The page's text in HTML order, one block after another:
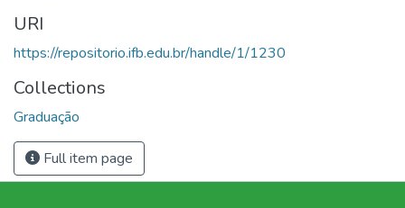
URI
https://repositorio.ifb.edu.br/handle/1/1230
Collections
Graduação
Full item page